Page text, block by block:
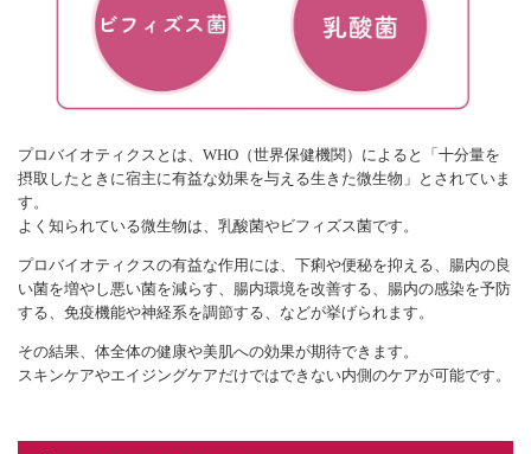
プロバイオティクスとは、WHO（世界保健機関）によると「十分量を
摂取したときに宿主に有益な効果を与える生きた微生物」とされていま
す。
よく知られている微生物は、乳酸菌やビフィズス菌です。
プロバイオティクスの有益な作用には、下痢や便秘を抑える、腸内の良
い菌を増やし悪い菌を減らす、腸内環境を改善する、腸内の感染を予防
する、免疫機能や神経系を調節する、などが挙げられます。
その結果、体全体の健康や美肌への効果が期待できます。
スキンケアやエイジングケアだけではできない内側のケアが可能です。